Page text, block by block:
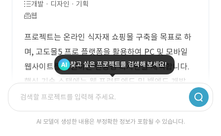
개발 · 디자인 · 기획
웹
프로젝트는 온라인 식자재 쇼핑몰 구축을 목표로 하
며, 고도몰5 프로 플랫폼을 활용하여 PC 및 모바일
웹사이트를 지원하는 반응형 디자인을 채택합니다.
핵심 기술 스택에는 웹 프런트엔드 및 백엔드 개발,
UI 디자인 및 퍼블리싱, 서버/DB/인프라 구성이 포함
됩니다. 주요 기능으로는 다단계 회원 구조, 추천인
리워드, 사업자회원 및 일반회원 가입 및 전환, 업체
찾고 싶은 프로젝트를 검색해 보세요!
AI 모델이 생성한 내용은 부정확한 정보가 포함될 수 있습니다.